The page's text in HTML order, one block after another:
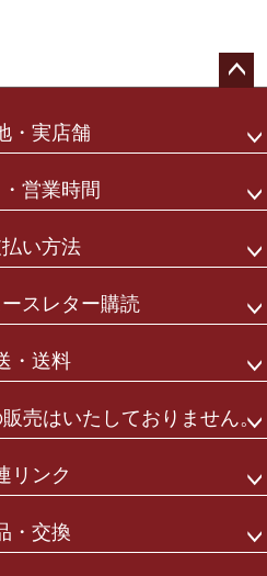
・実店舗
営業時間
い方法
スレター購読
・送料
売はいたしておりません。
リンク
・交換